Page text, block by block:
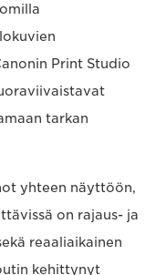
Print Studio
tarkan
yhteen näyttöön,
on rajaus- ja
reaaliaikainen
kehittynyt